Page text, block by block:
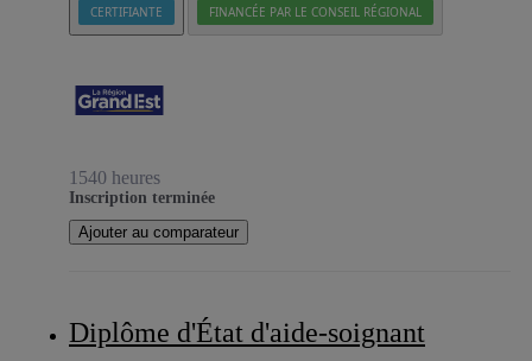
CERTIFIANTE FINANCÉE PAR LE CONSEIL RÉGIONAL
1540 heures
Inscription terminée
Ajouter au comparateur
Diplôme d'État d'aide-soignant